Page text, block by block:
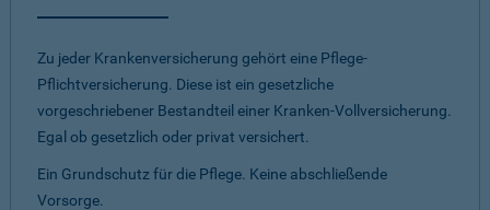
Zu jeder Krankenversicherung gehört eine Pflege-
Pflichtversicherung. Diese ist ein gesetzliche
vorgeschriebener Bestandteil einer Kranken-Vollversicherung.
Egal ob gesetzlich oder privat versichert.
Ein Grundschutz für die Pflege. Keine abschließende
Vorsorge.